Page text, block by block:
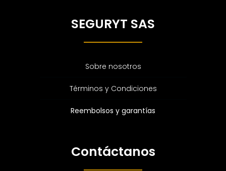
SEGURYT SAS
Sobre nosotros
Términos y Condiciones
Reembolsos y garantías
Contáctanos